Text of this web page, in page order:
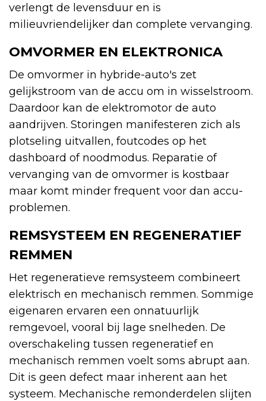
verlengt de levensduur en is
milieuvriendelijker dan complete vervanging.
OMVORMER EN ELEKTRONICA
De omvormer in hybride-auto's zet
gelijkstroom van de accu om in wisselstroom.
Daardoor kan de elektromotor de auto
aandrijven. Storingen manifesteren zich als
plotseling uitvallen, foutcodes op het
dashboard of noodmodus. Reparatie of
vervanging van de omvormer is kostbaar
maar komt minder frequent voor dan accu-
problemen.
REMSYSTEEM EN REGENERATIEF
REMMEN
Het regeneratieve remsysteem combineert
elektrisch en mechanisch remmen. Sommige
eigenaren ervaren een onnatuurlijk
remgevoel, vooral bij lage snelheden. De
overschakeling tussen regeneratief en
mechanisch remmen voelt soms abrupt aan.
Dit is geen defect maar inherent aan het
systeem. Mechanische remonderdelen slijten